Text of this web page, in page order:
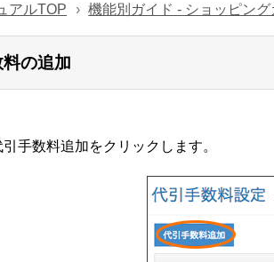
アルTOP 機能別ガイド - ショッピング
の追加
引手数料追加をクリックします。